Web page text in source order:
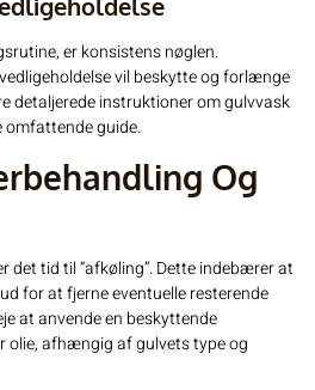
er konsistens nøglen.
vil beskytte og forlænge
detaljerede instruktioner omgulvvask
omfattende guide.
Og
det tid til “afkøling”. Dette indebærer at
for at fjerne eventuelle resterende
at anvende en beskyttende
olie, afhængig af gulvets type og